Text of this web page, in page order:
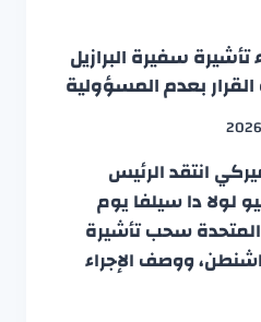
سفيرة البرازيل
بعدم المسؤولية
انتقد الرئيس
لولا دا سيلفا يوم
المتحدة سحب تأشيرة
ووصف الإجراء